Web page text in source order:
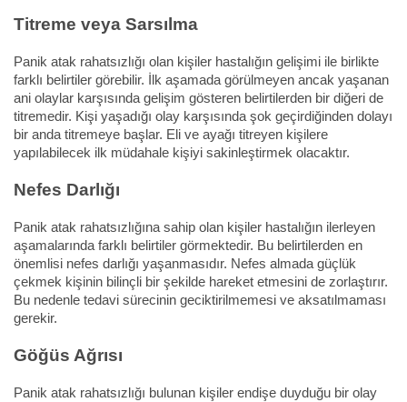
Titreme veya Sarsılma
Panik atak rahatsızlığı olan kişiler hastalığın gelişimi ile birlikte
farklı belirtiler görebilir. İlk aşamada görülmeyen ancak yaşanan
ani olaylar karşısında gelişim gösteren belirtilerden bir diğeri de
titremedir. Kişi yaşadığı olay karşısında şok geçirdiğinden dolayı
bir anda titremeye başlar. Eli ve ayağı titreyen kişilere
yapılabilecek ilk müdahale kişiyi sakinleştirmek olacaktır.
Nefes Darlığı
Panik atak rahatsızlığına sahip olan kişiler hastalığın ilerleyen
aşamalarında farklı belirtiler görmektedir. Bu belirtilerden en
önemlisi nefes darlığı yaşanmasıdır. Nefes almada güçlük
çekmek kişinin bilinçli bir şekilde hareket etmesini de zorlaştırır.
Bu nedenle tedavi sürecinin geciktirilmemesi ve aksatılmaması
gerekir.
Göğüs Ağrısı
Panik atak rahatsızlığı bulunan kişiler endişe duyduğu bir olay